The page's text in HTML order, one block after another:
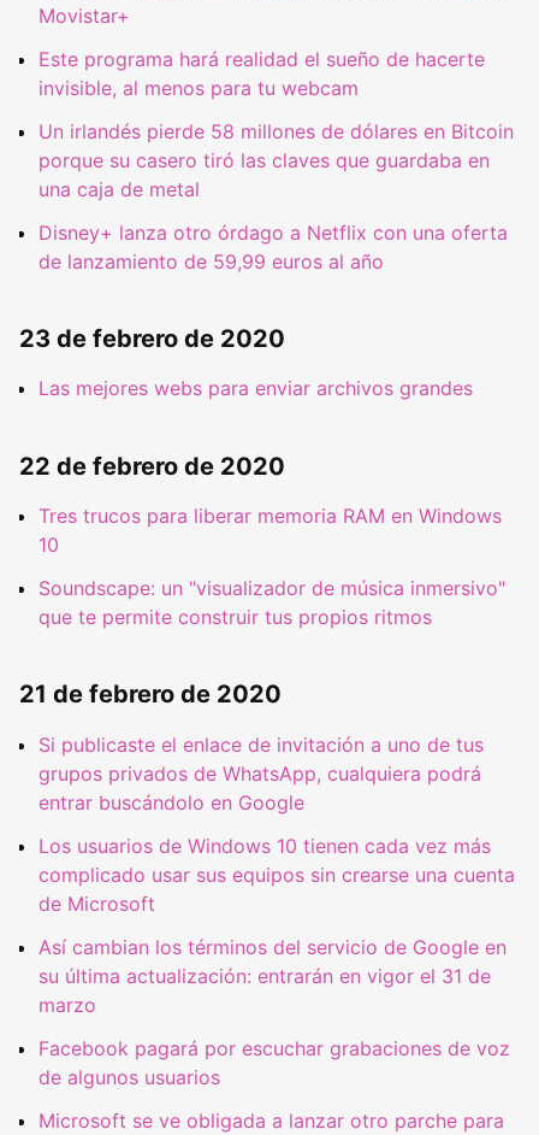
Movistar+
Este programa hará realidad el sueño de hacerte
invisible, al menos para tu webcam
Un irlandés pierde 58 millones de dólares en Bitcoin
porque su casero tiró las claves que guardaba en
una caja de metal
Disney+ lanza otro órdago a Netflix con una oferta
de lanzamiento de 59,99 euros al año
23 de febrero de 2020
Las mejores webs para enviar archivos grandes
22 de febrero de 2020
Tres trucos para liberar memoria RAM en Windows
10
Soundscape: un "visualizador de música inmersivo"
que te permite construir tus propios ritmos
21 de febrero de 2020
Si publicaste el enlace de invitación a uno de tus
grupos privados de WhatsApp, cualquiera podrá
entrar buscándolo en Google
Los usuarios de Windows 10 tienen cada vez más
complicado usar sus equipos sin crearse una cuenta
de Microsoft
Así cambian los términos del servicio de Google en
su última actualización: entrarán en vigor el 31 de
marzo
Facebook pagará por escuchar grabaciones de voz
de algunos usuarios
Microsoft se ve obligada a lanzar otro parche para